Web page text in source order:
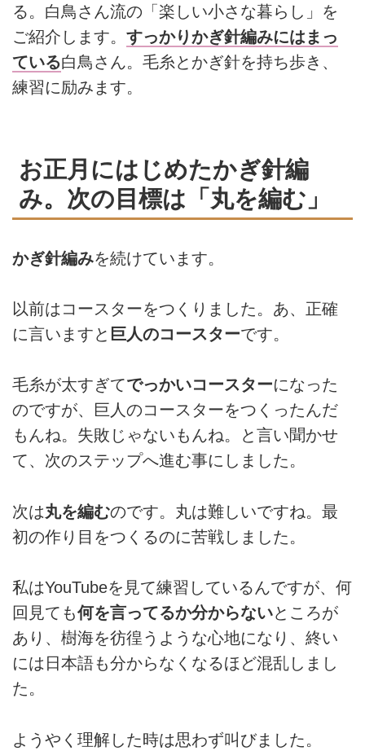
る。白鳥さん流の「楽しい小さな暮らし」を
ご紹介します。 すっかりかぎ針編みにはまっ
ている白鳥さん。毛糸とかぎ針を持ち歩き、
練習に励みます。
お正月にはじめたかぎ針編
み。次の目標は「丸を編む」
かぎ針編みを続けています。
以前はコースターをつくりました。あ、正確
に言いますと 巨人のコースターです。
毛糸が太すぎてでっかいコースターになった
のですが、巨人のコースターをつくったんだ
もんね。失敗じゃないもんね。と言い聞かせ
て、次のステップへ進む事にしました。
次は丸を編むのです。丸は難しいですね。最
初の作り目をつくるのに苦戦しました。
私はYouTubeを見て練習しているんですが、何
回見ても何を言ってるか分からないところが
あり、樹海を彷徨うような心地になり、終い
には日本語も分からなくなるほど混乱しまし
た。
ようやく理解した時は思わず叫びました。